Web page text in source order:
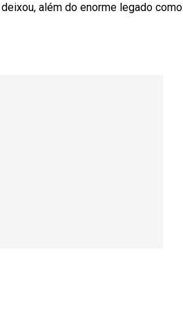
além do enorme legado como